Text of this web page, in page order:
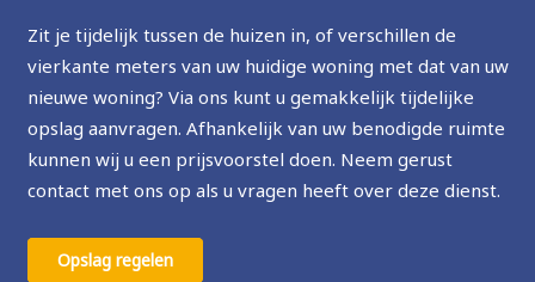
Zit je tijdelijk tussen de huizen in, of verschillen de
vierkante meters van uw huidige woning met dat van uw
nieuwe woning? Via ons kunt u gemakkelijk tijdelijke
opslag aanvragen. Afhankelijk van uw benodigde ruimte
kunnen wij u een prijsvoorstel doen. Neem gerust
contact met ons op als u vragen heeft over deze dienst.
Opslag regelen